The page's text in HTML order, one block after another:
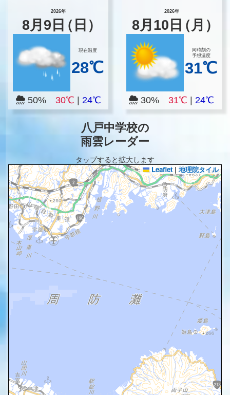
2026年
8月 9 日（日）
現在温度
28℃
50% 30℃ 24℃
2026年
8月 10 日（月）
同時刻の
予想温度
31℃
30%31℃ |24℃
八戸中学校の
雨雲レーダー
タップすると拡大します
Leaflet | 地理院タイル